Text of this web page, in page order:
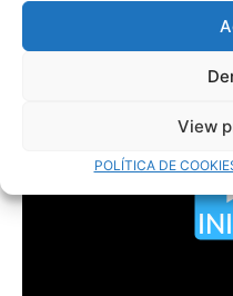
View
POLÍTICA DE